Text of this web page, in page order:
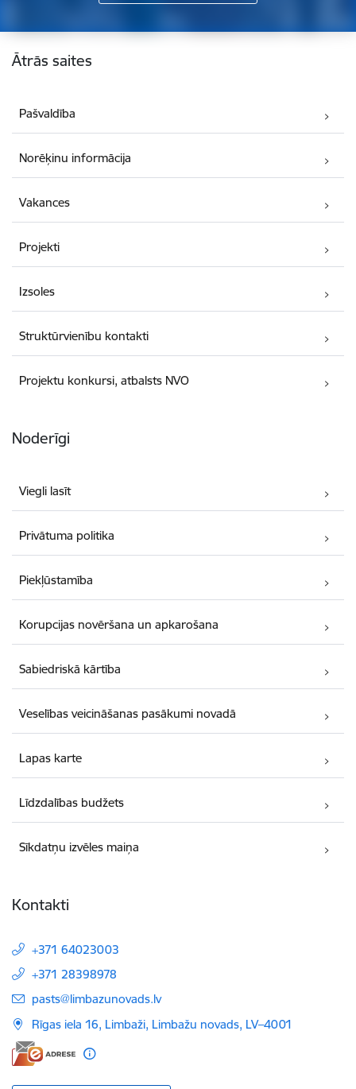
Kājene
Ātrās saites
Pašvaldība
Norēķinu informācija
Vakances
Projekti
Izsoles
Struktūrvienību kontakti
Projektu konkursi, atbalsts NVO
Noderīgi
Viegli lasīt
Privātuma politika
Piekļūstamība
Korupcijas novēršana un apkarošana
Sabiedriskā kārtība
Veselības veicināšanas pasākumi novadā
Lapas karte
Līdzdalības budžets
Sīkdatņu izvēles maiņa
Kontakti
+371 64023003
+371 28398978
E-pasts:
pasts@limbazunovads.lv
Rīgas iela 16, Limbaži, Limbažu novads, LV–4001